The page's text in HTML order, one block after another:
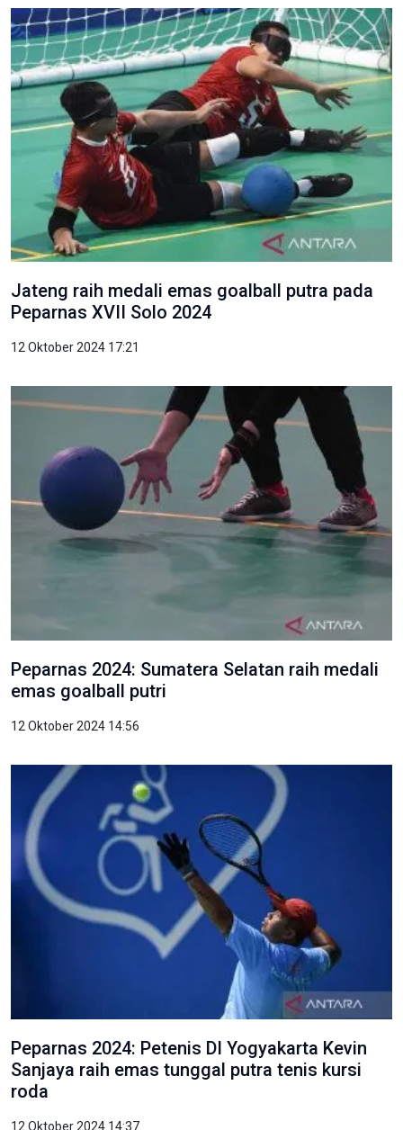
Jateng raih medali emas goalball putra pada
Peparnas XVII Solo 2024
12 Oktober 2024 17:21
Peparnas 2024: Sumatera Selatan raih medali
emas goalball putri
12 Oktober 2024 14:56
Peparnas 2024: Petenis DI Yogyakarta Kevin
Sanjaya raih emas tunggal putra tenis kursi
roda
12 Oktober 2024 14:37